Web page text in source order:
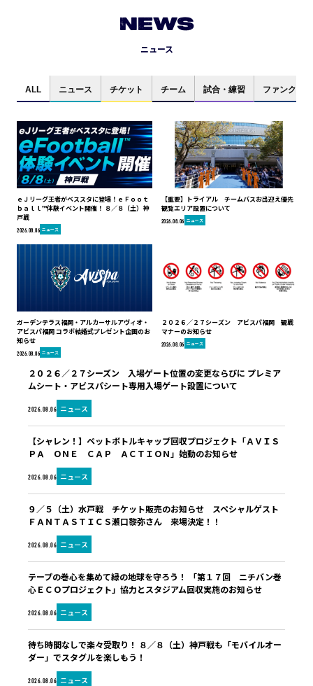
NEWS
ニュース
ALL ニュース チケット チーム 試合・練習 ファンクラブ
ｅＪリーグ王者がベススタに登場！ｅＦｏｏｔ
ｂａｌｌ™体験イベント開催！ ８／８（土）神
戸戦
2026.08.06 ニュース
【重要】トライアル チームバスお出迎え優先
観覧エリア設置について
2026.08.06 ニュース
ガーデンテラス福岡・アルカーサルアヴィオ・
アビスパ福岡 コラボ結婚式プレゼント企画のお
知らせ
2026.08.06 ニュース
２０２６／２７シーズン アビスパ福岡 観戦
マナーのお知らせ
2026.08.06 ニュース
2026.08.06 ニュース
２０２６／２７シーズン 入場ゲート位置の変更ならびに プレミア
ムシート・アビスパシート専用入場ゲート設置について
2026.08.06 ニュース
【シャレン！】ペットボトルキャップ回収プロジェクト「ＡＶＩＳ
ＰＡ ＯＮＥ ＣＡＰ ＡＣＴＩＯＮ」始動のお知らせ
2026.08.06 ニュース
９／５（土）水戸戦 チケット販売のお知らせ スペシャルゲスト
ＦＡＮＴＡＳＴＩＣＳ瀬口黎弥さん 来場決定！！
2026.08.06 ニュース
テープの巻心を集めて緑の地球を守ろう！ 「第１７回 ニチバン巻
心ＥＣＯプロジェクト」協力とスタジアム回収実施のお知らせ
2026.08.06 ニュース
待ち時間なしで楽々受取り！ ８／８（土）神戸戦も「モバイルオー
ダー」でスタグルを楽しもう！